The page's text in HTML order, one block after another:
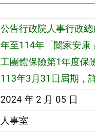
公告行政院人事行政
年至114年「闔家安康
工團體保險第1年度保
113年3月31日屆期，
2024 年 2 月 05 日
人事室